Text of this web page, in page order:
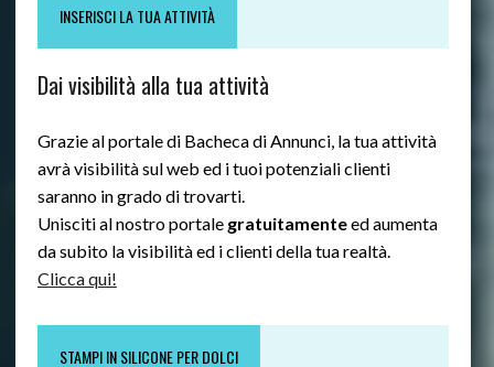
INSERISCI LA TUA ATTIVITÀ
Dai visibilità alla tua attività
Grazie al portale di Bacheca di Annunci, la tua attività
avrà visibilità sul web ed i tuoi potenziali clienti
saranno in grado di trovarti.
Unisciti al nostro portale gratuitamenteed aumenta
da subito la visibilità ed i clienti della tua realtà.
Clicca qui!
STAMPI IN SILICONE PER DOLCI